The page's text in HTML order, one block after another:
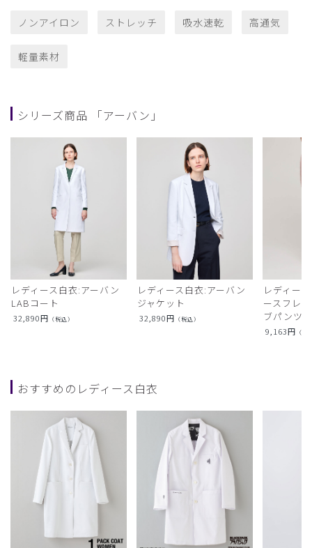
ノンアイロン ストレッチ 吸水速乾 高通気
軽量素材
シリーズ商品 「アーバン」
レディース白衣:アーバン
LABコート
32,890円 （税込）
レディース白衣:アーバン
ジャケット
32,890円 （税込）
レディー
ースフレ
ブパンツ)
9,163円 （税
おすすめのレディース白衣